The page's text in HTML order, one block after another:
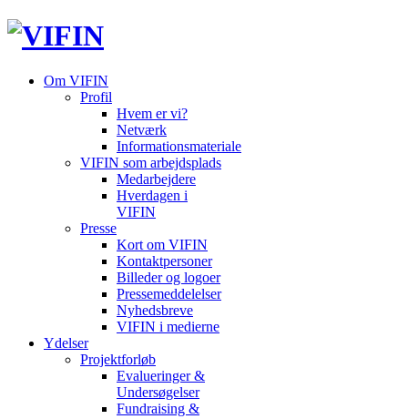
Om VIFIN
Profil
Hvem er vi?
Netværk
Informationsmateriale
VIFIN som arbejdsplads
Medarbejdere
Hverdagen i
VIFIN
Presse
Kort om VIFIN
Kontaktpersoner
Billeder og logoer
Pressemeddelelser
Nyhedsbreve
VIFIN i medierne
Ydelser
Projektforløb
Evalueringer &
Undersøgelser
Fundraising &